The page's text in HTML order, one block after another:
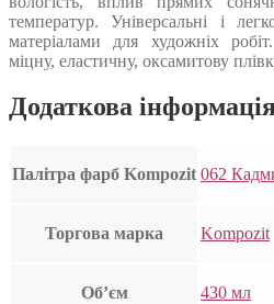
температур. Універсальні і
матеріалами для художніх
міцну, еластичну, оксамитову
Додаткова
Палітра фарб Kompozit 062
Торгова марка Kompozit
Об’єм 430 мл